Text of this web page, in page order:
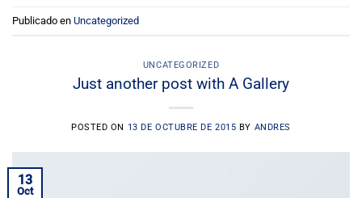
Publicado en Uncategorized
UNCATEGORIZED
Just another post with A Gallery
POSTED ON 13 DE OCTUBRE DE 2015 BY ANDRES
13
Oct